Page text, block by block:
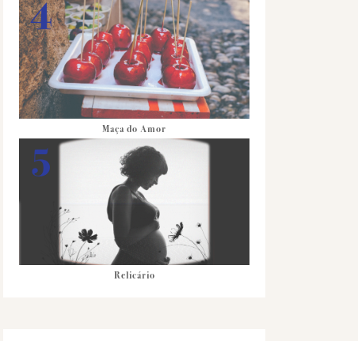
Maça do Amor
Relicário